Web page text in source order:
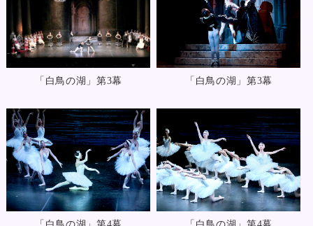
「白鳥の湖」第3幕 「白鳥の湖」第3幕